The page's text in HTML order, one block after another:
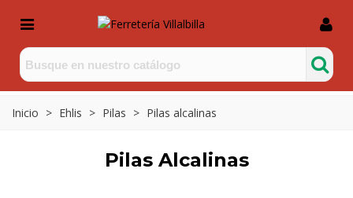
Inicio > Ehlis > Pilas > Pilas alcalinas
Pilas Alcalinas